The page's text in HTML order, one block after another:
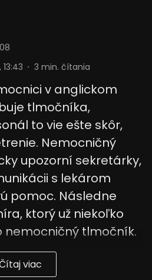
3 min. čítania
v anglickom
tlmočníka,
to vie ešte skôr,
Nemocničný
upozorní sekretárky,
s lekárom
pomoc. Následne
ktorý už niekoľko
nemocničný tlmočník.
viac
prispôsobeného
na základe
údajov z
údajov na výber
o
informácií
sú v kompetencii IAB: